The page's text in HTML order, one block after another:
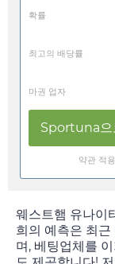
확률
최고의 배당률
마권 업자
Sportuna
약관 적용
웨스트햄 유나이
희의 예측은 최
며, 베팅업체를